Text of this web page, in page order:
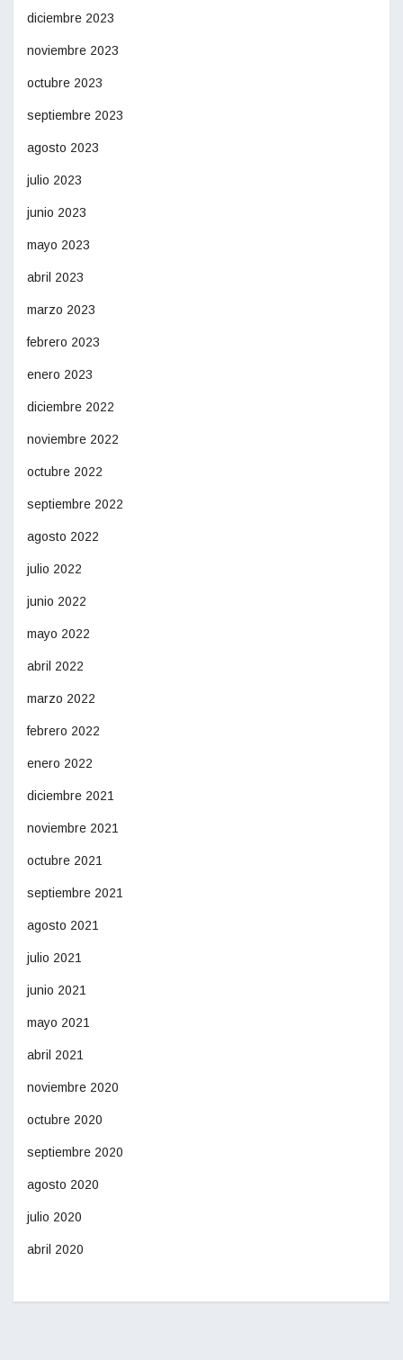
diciembre 2023
noviembre 2023
octubre 2023
septiembre 2023
agosto 2023
julio 2023
junio 2023
mayo 2023
abril 2023
marzo 2023
febrero 2023
enero 2023
diciembre 2022
noviembre 2022
octubre 2022
septiembre 2022
agosto 2022
julio 2022
junio 2022
mayo 2022
abril 2022
marzo 2022
febrero 2022
enero 2022
diciembre 2021
noviembre 2021
octubre 2021
septiembre 2021
agosto 2021
julio 2021
junio 2021
mayo 2021
abril 2021
noviembre 2020
octubre 2020
septiembre 2020
agosto 2020
julio 2020
abril 2020